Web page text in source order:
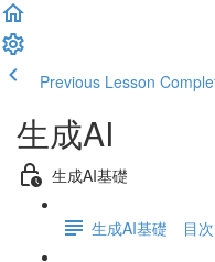
Previous Lesson
生成AI
生成AI基礎
生成AI基礎 目次